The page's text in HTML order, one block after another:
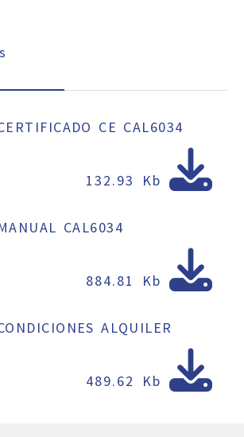
CE CAL6034
132.93 Kb
CAL6034
884.81 Kb
ALQUILER
489.62 Kb